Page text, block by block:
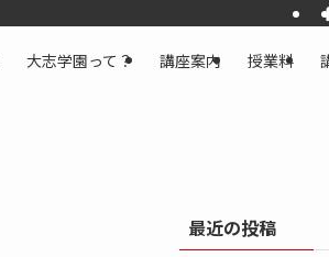
大志学園って？ 講座案内 授業料
最近の投稿